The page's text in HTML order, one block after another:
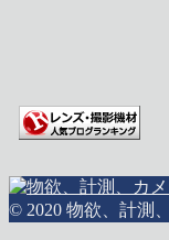
© 2020 物欲、計測